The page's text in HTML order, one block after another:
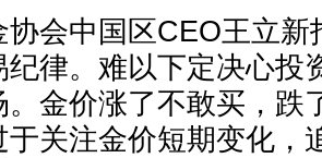
中国区CEO王立新
律。难以下定决心投
。金价涨了不敢买，跌
关注金价短期变化，